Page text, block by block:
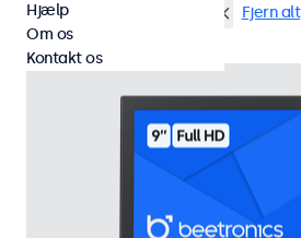
9 tommer skaerme Fjern alt
Hjælp
Om os
Kontakt os